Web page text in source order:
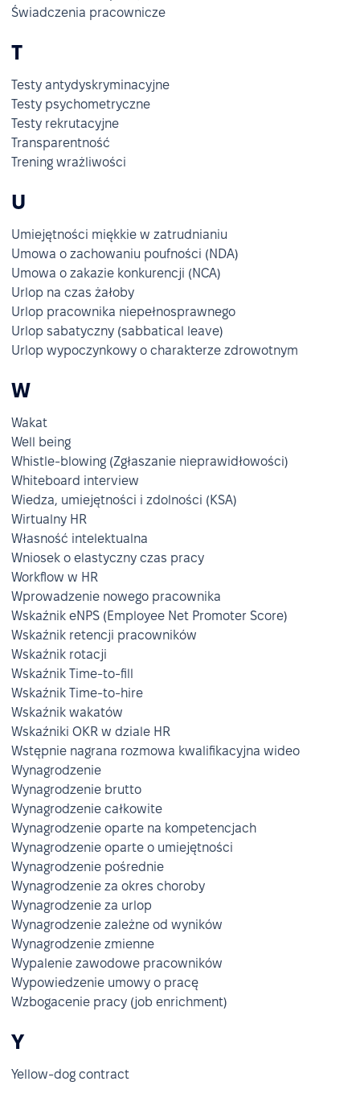
Świadczenia pracownicze
T
Testy antydyskryminacyjne
Testy psychometryczne
Testy rekrutacyjne
Transparentność
Trening wrażliwości
U
Umiejętności miękkie w zatrudnianiu
Umowa o zachowaniu poufności (NDA)
Umowa o zakazie konkurencji (NCA)
Urlop na czas żałoby
Urlop pracownika niepełnosprawnego
Urlop sabatyczny (sabbatical leave)
Urlop wypoczynkowy o charakterze zdrowotnym
W
Wakat
Well being
Whistle-blowing (Zgłaszanie nieprawidłowości)
Whiteboard interview
Wiedza, umiejętności i zdolności (KSA)
Wirtualny HR
Własność intelektualna
Wniosek o elastyczny czas pracy
Workflow w HR
Wprowadzenie nowego pracownika
Wskaźnik eNPS (Employee Net Promoter Score)
Wskaźnik retencji pracowników
Wskaźnik rotacji
Wskaźnik Time-to-fill
Wskaźnik Time-to-hire
Wskaźnik wakatów
Wskaźniki OKR w dziale HR
Wstępnie nagrana rozmowa kwalifikacyjna wideo
Wynagrodzenie
Wynagrodzenie brutto
Wynagrodzenie całkowite
Wynagrodzenie oparte na kompetencjach
Wynagrodzenie oparte o umiejętności
Wynagrodzenie pośrednie
Wynagrodzenie za okres choroby
Wynagrodzenie za urlop
Wynagrodzenie zależne od wyników
Wynagrodzenie zmienne
Wypalenie zawodowe pracowników
Wypowiedzenie umowy o pracę
Wzbogacenie pracy (job enrichment)
Y
Yellow-dog contract